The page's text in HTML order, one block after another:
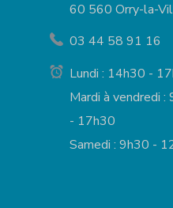
60 560 Orry-la-
03 44 58 91 16
Lundi : 14h30 -
Mardi à vendredi
- 17h30
Samedi : 9h30 -